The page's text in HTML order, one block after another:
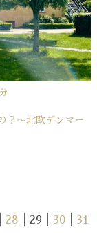
？〜北欧デンマー
28 29 30│ 31